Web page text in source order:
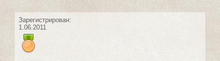
Зарегистрирован:
1.06.2011